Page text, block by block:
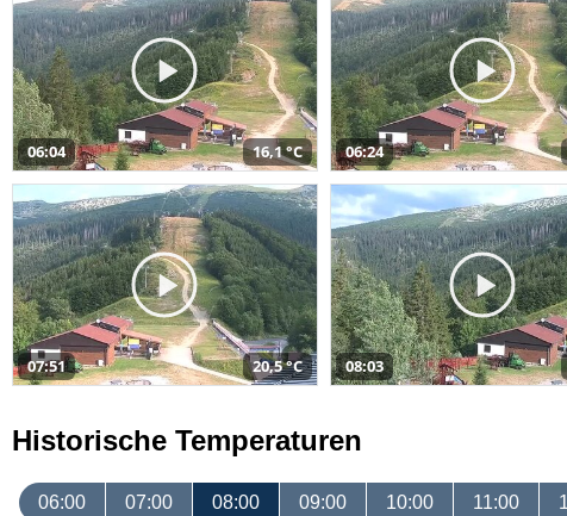
06:04 16,1 °C 06:24
07:51 20,5 °C 08:03
Historische Temperaturen
06:00 07:00 08:00 09:00 10:00 11:00